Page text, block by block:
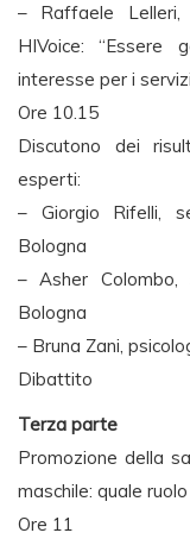
– Raffaele Lelleri,
HIVoice: “Essere
interesse per i
Ore 10.15
Discutono dei
esperti:
– Giorgio Rifelli,
Bologna
– Asher
Bologna
– Bruna Zani,
Dibattito
Terza parte
Promozione della
maschile: quale
Ore 11